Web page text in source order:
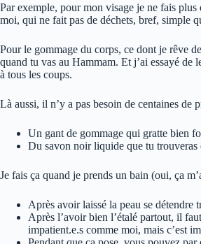
Par exemple, pour mon visage je ne fais plus
moi, qui ne fait pas de déchets, bref, simple
Pour le gommage du corps, ce dont je rêve
quand tu vas au Hammam. Et j’ai essayé de
à tous les coups.
Là aussi, il n’y a pas besoin de centaines de
Un gant de gommage qui gratte bien
Du savon noir liquide que tu trouveras
Je fais ça quand je prends un bain (oui, ça
Après avoir laissé la peau se
Après l’avoir bien l’étalé partout, il
impatient.e.s comme moi, mais c’est